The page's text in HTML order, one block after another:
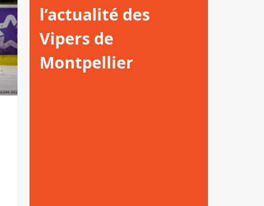
l’actualité des
Vipers de
Montpellier